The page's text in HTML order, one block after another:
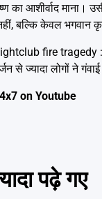
का आशीर्वाद माना।
बल्कि केवल भगवान
fire tragedy :
से ज्यादा लोगों ने
on Youtube
पढ़े गए